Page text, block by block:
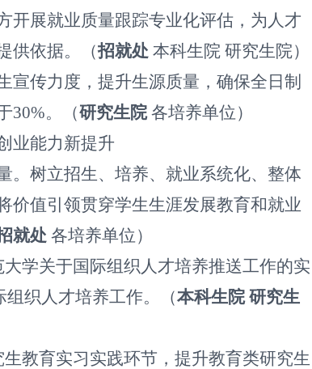
开展就业质量跟踪专业化评估，为人才
供依据。（招就处 本科生院 研究生院）
宣传力度，提升生源质量，确保全日制
30%。（研究生院 各培养单位）
业能力新提升
。树立招生、培养、就业系统化、整体
价值引领贯穿学生生涯发展教育和就业
就处 各培养单位）
学关于国际组织人才培养推送工作的实
组织人才培养工作。（本科生院 研究生
教育实习实践环节，提升教育类研究生